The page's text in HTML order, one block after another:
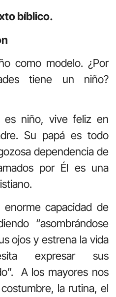
bíblico.
como modelo. ¿Por
tiene un niño?
es niño, vive feliz en
Su papá es todo
dependencia de
por Él es una
capacidad de
“asombrándose
ojos y estrena la vida
expresar sus
A los mayores nos
la rutina, el